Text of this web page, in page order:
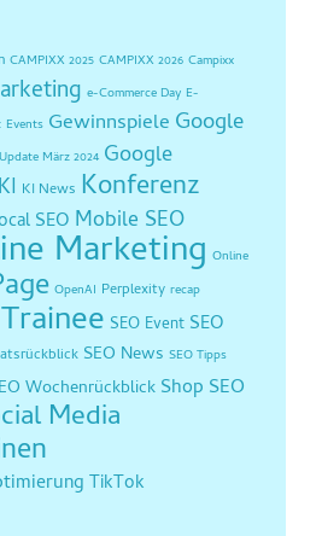
CAMPIXX 2025 CAMPIXX 2026 Campixx
e-Commerce Day E-
Events Gewinnspiele Google
März 2024 Google
KI KI News Konferenz
SEO Mobile SEO
Marketing Online
OpenAI Perplexity recap
SEO Event SEO
SEO News SEO Tipps
Wochenrückblick Shop SEO
Media
TikTok